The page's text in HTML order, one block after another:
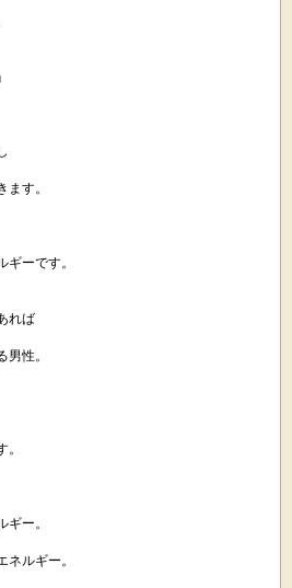
す。
ギーです。
れば
性。
ー。
ルギー。